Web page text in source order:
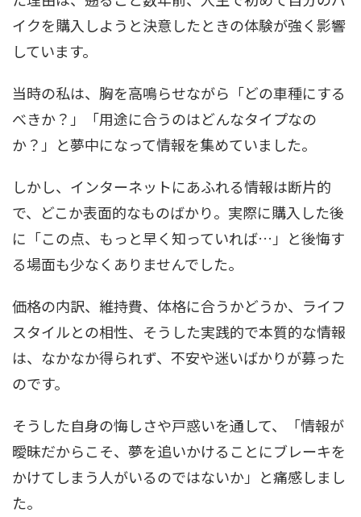
イクを購入しようと決意したときの体験が強く影響
しています。
当時の私は、胸を高鳴らせながら「どの車種にする
べきか？」「用途に合うのはどんなタイプなの
か？」と夢中になって情報を集めていました。
しかし、インターネットにあふれる情報は断片的
で、どこか表面的なものばかり。実際に購入した後
に「この点、もっと早く知っていれば…」と後悔す
る場面も少なくありませんでした。
価格の内訳、維持費、体格に合うかどうか、ライフ
スタイルとの相性、そうした実践的で本質的な情報
は、なかなか得られず、不安や迷いばかりが募った
のです。
そうした自身の悔しさや戸惑いを通して、「情報が
曖昧だからこそ、夢を追いかけることにブレーキを
かけてしまう人がいるのではないか」と痛感しまし
た。